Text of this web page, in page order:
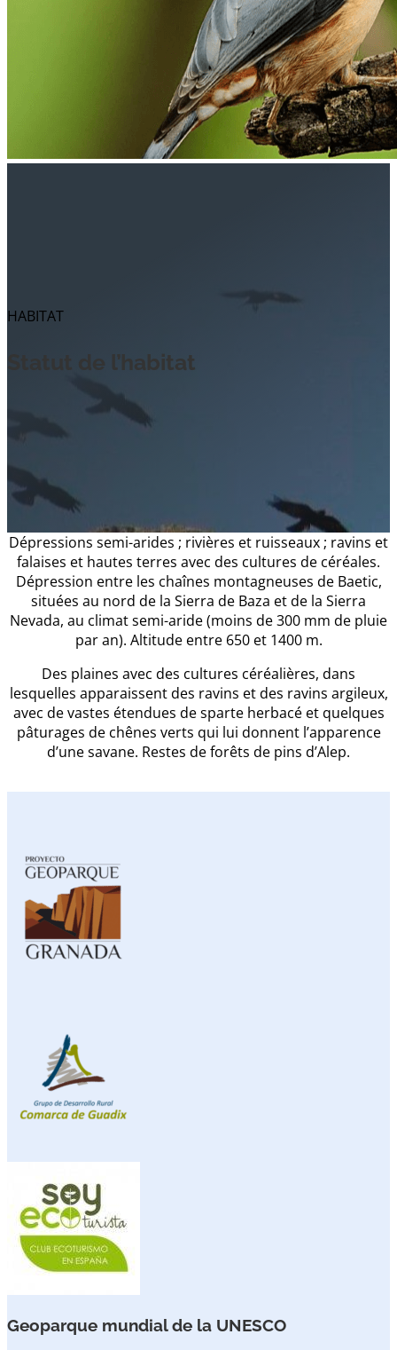
HABITAT
Statut de l’habitat
Dépressions semi-arides ; rivières et ruisseaux ; ravins et
falaises et hautes terres avec des cultures de céréales.
Dépression entre les chaînes montagneuses de Baetic,
situées au nord de la Sierra de Baza et de la Sierra
Nevada, au climat semi-aride (moins de 300 mm de pluie
par an). Altitude entre 650 et 1400 m.
Des plaines avec des cultures céréalières, dans
lesquelles apparaissent des ravins et des ravins argileux,
avec de vastes étendues de sparte herbacé et quelques
pâturages de chênes verts qui lui donnent l’apparence
d’une savane. Restes de forêts de pins d’Alep.
Geoparque mundial de la UNESCO